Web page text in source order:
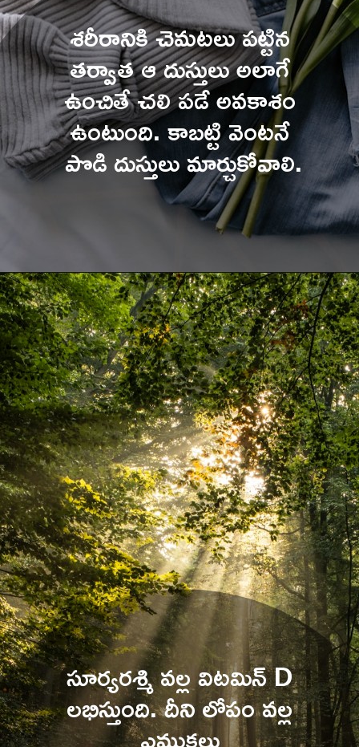
శరీరానికి చెమటలు పట్టిన
తర్వాత ఆ దుస్తులు అలాగే
ఉంచితే చలి పడే అవకాశం
ఉంటుంది. కాబట్టి వెంటనే
పొడి దుస్తులు మార్చుకోవాలి.
సూర్యరశ్మి వల్ల విటమిన్ D
లభిస్తుంది. దీని లోపం వల్ల